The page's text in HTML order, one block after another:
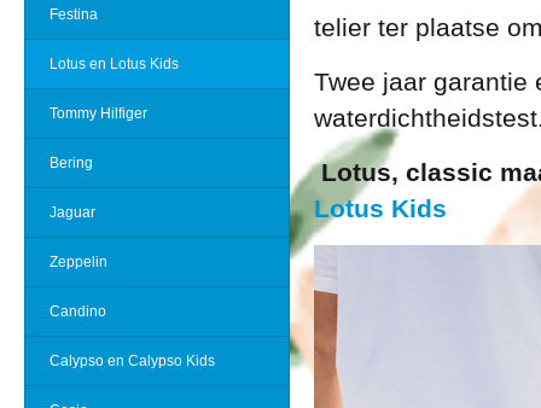
Festina
Lotus en Lotus Kids
Tommy Hilfiger
Bering
Jaguar
Zeppelin
Candino
Calypso en Calypso Kids
telier ter plaatse
Twee jaar garantie
Lotus, classic
Lotus Kids